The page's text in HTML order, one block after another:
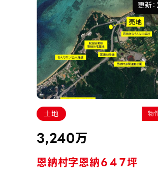
更新
土地 物
3,240万
恩納村字恩納６４７坪